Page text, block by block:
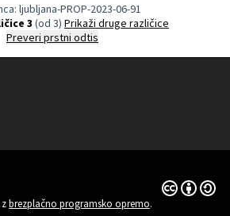
ljubljana-PROP-2023-06-91
3 (od 3)
Prikaži druge različice
Preveri prstni odtis
brezplačno programsko opremo.
Dovoljenja
(Zunanja